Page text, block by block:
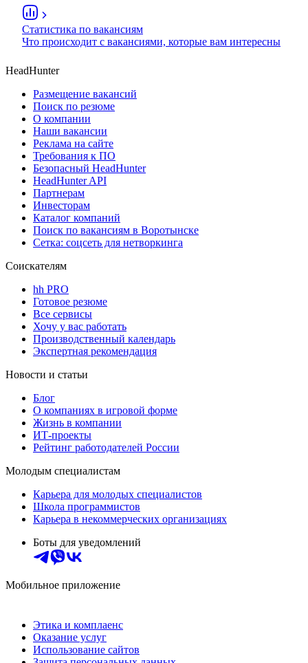
Статистика по вакансиям
Что происходит с вакансиями, которые вам интересны
HeadHunter
Размещение вакансий
Поиск по резюме
О компании
Наши вакансии
Реклама на сайте
Требования к ПО
Безопасный HeadHunter
HeadHunter API
Партнерам
Инвесторам
Каталог компаний
Поиск по вакансиям в Воротынске
Сетка: соцсеть для нетворкинга
Соискателям
hh PRO
Готовое резюме
Все сервисы
Хочу у вас работать
Производственный календарь
Экспертная рекомендация
Новости и статьи
Блог
О компаниях в игровой форме
Жизнь в компании
ИТ-проекты
Рейтинг работодателей России
Молодым специалистам
Карьера для молодых специалистов
Школа программистов
Карьера в некоммерческих организациях
Боты для уведомлений
Мобильное приложение
Этика и комплаенс
Оказание услуг
Использование сайтов